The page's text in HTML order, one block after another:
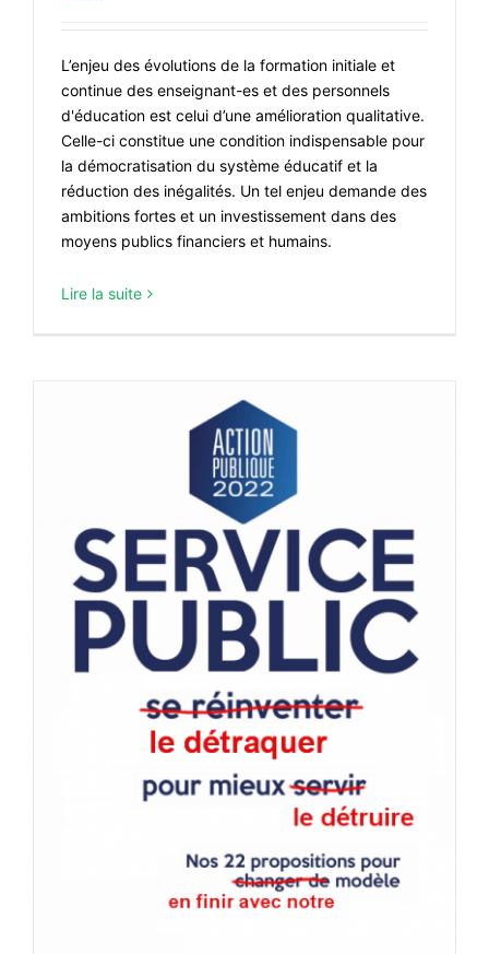
L’enjeu des évolutions de la formation initiale et
continue des enseignant-es et des personnels
d'éducation est celui d’une amélioration qualitative.
Celle-ci constitue une condition indispensable pour
la démocratisation du système éducatif et la
réduction des inégalités. Un tel enjeu demande des
ambitions fortes et un investissement dans des
moyens publics financiers et humains.
Lire la suite